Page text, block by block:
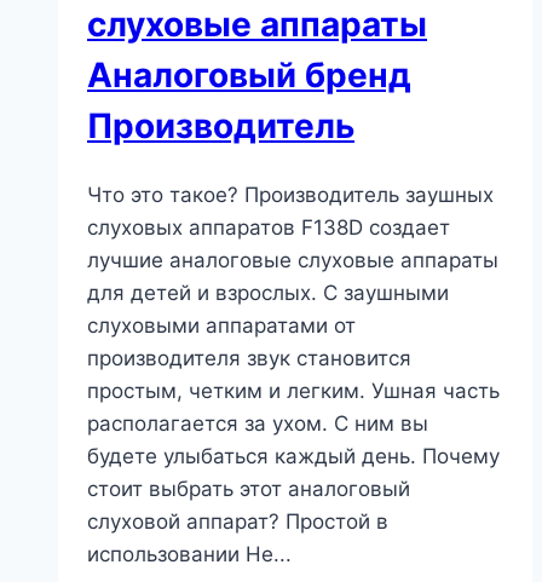
слуховые аппараты
Аналоговый бренд
Производитель
Что это такое? Производитель заушных
слуховых аппаратов F138D создает
лучшие аналоговые слуховые аппараты
для детей и взрослых. С заушными
слуховыми аппаратами от
производителя звук становится
простым, четким и легким. Ушная часть
располагается за ухом. С ним вы
будете улыбаться каждый день. Почему
стоит выбрать этот аналоговый
слуховой аппарат? Простой в
использовании Не...